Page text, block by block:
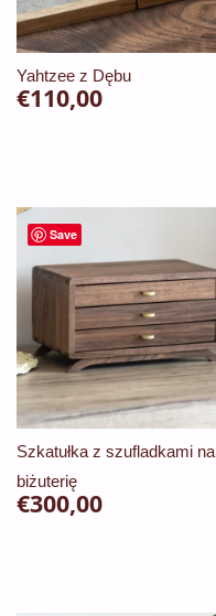
Yahtzee z Dębu
€110,00
Save
Szkatułka z szufladkami na
biżuterię
€300,00